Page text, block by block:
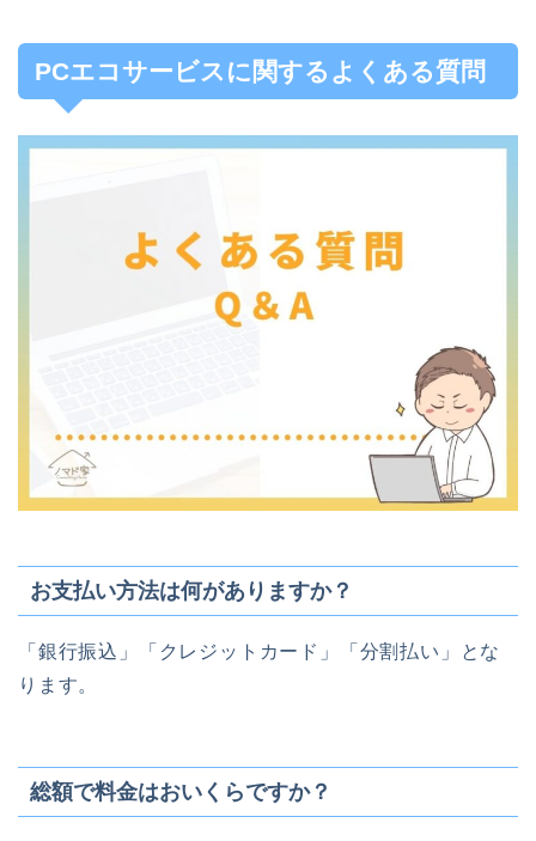
PCエコサービスに関するよくある質問
お支払い方法は何がありますか？
「銀行振込」「クレジットカード」「分割払い」とな
ります。
総額で料金はおいくらですか？